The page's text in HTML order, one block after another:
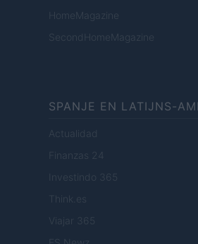
HomeMagazine
SecondHomeMagazine
SPANJE EN LATIJNS-
Actualidad
Finanzas 24
Investindo 365
Think.es
Viajar 365